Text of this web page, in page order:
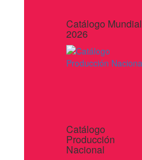
Catálogo Mundial
2026
Catálogo
Producción
Nacional